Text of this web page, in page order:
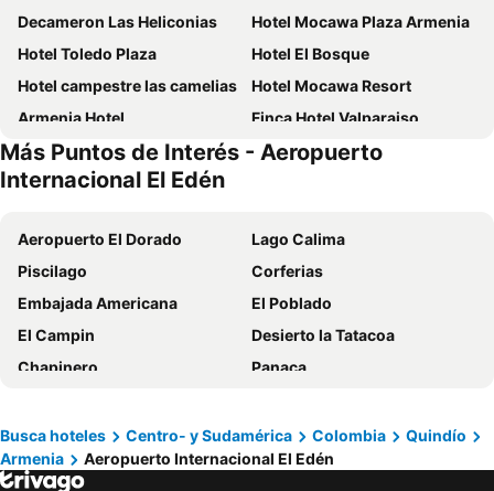
Decameron Las Heliconias
Hotel Mocawa Plaza Armenia
Hotel Toledo Plaza
Hotel El Bosque
Hotel campestre las camelias
Hotel Mocawa Resort
Armenia Hotel
Finca Hotel Valparaiso
Eco Hotel Las Palmas
Hotel Mirador Las Palmas
Hotel Ayenda Quimbaya de Oro 1134
Isa Victory Hotel Boutique
HOTEL ARMENIA CENTRO
Finca hotel los cocos
Hotel Armenia Lions
Hotel Confortel
Hotel Arrayanes del Quindio
Ecohotel Alma
Hotel El Eden Parque Del Cafe
Hotel Aires del Quindío Armenia
Finca El Recreo - El Descanso
Finca Hotel Casa Nostra
Hotel Campestre Cafe Cafe
Hotel Campestre Nogal de Cafetal
Hotel Casa Alejandria
Más Puntos de Interés - Aeropuerto
Internacional El Edén
Aeropuerto El Dorado
Lago Calima
Piscilago
Corferias
Embajada Americana
El Poblado
El Campin
Desierto la Tatacoa
Chapinero
Panaca
La Candelaria
Basílica del Señor de los Milagros de Buga
Unicentro
Aeropuerto Internacional José María Córdova
Busca hoteles Centro- y Sudamérica Colombia
Quindío
Armenia
Aeropuerto Internacional El Edén